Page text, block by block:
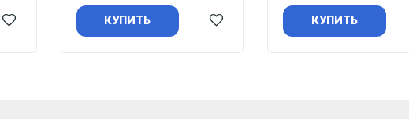
КУПИТЬ КУПИТЬ